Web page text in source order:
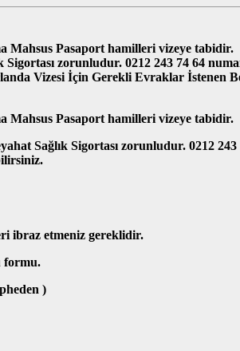
Mahsus Pasaport hamilleri vizeye
Sigortası zorunludur. 0212 243 74 64
Vizesi İçin Gerekli Evraklar İstenen
Mahsus Pasaport hamilleri vizeye tabidir.
Sağlık Sigortası zorunludur. 0212
ibraz etmeniz gereklidir.
formu.
)